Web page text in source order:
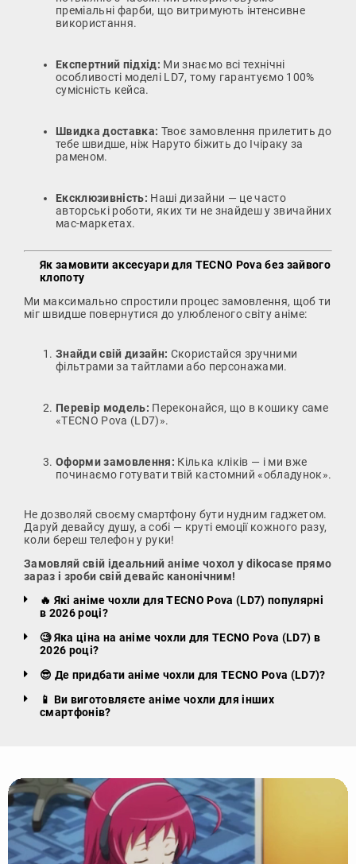
преміальні фарби, що витримують інтенсивне
використання.
Експертний підхід: Ми знаємо всі технічні
особливості моделі LD7, тому гарантуємо 100%
сумісність кейса.
Швидка доставка: Твоє замовлення прилетить до
тебе швидше, ніж Наруто біжить до Ічіраку за
раменом.
Ексклюзивність: Наші дизайни — це часто
авторські роботи, яких ти не знайдеш у звичайних
мас-маркетах.
Як замовити аксесуари для TECNO Pova без зайвого
клопоту
Ми максимально спростили процес замовлення, щоб ти
міг швидше повернутися до улюбленого світу аніме:
Знайди свій дизайн: Скористайся зручними
фільтрами за тайтлами або персонажами.
Перевір модель: Переконайся, що в кошику саме
«TECNO Pova (LD7)».
Оформи замовлення: Кілька кліків — і ми вже
починаємо готувати твій кастомний «обладунок».
Не дозволяй своєму смартфону бути нудним гаджетом.
Даруй девайсу душу, а собі — круті емоції кожного разу,
коли береш телефон у руки!
Замовляй свій ідеальний аніме чохол у dikocase прямо
зараз і зроби свій девайс канонічним!
🔥 Які аніме чохли для TECNO Pova (LD7) популярні
в 2026 році?
🧐 Яка ціна на аніме чохли для TECNO Pova (LD7) в
2026 році?
😎 Де придбати аніме чохли для TECNO Pova (LD7)?
📱 Ви виготовляєте аніме чохли для інших
смартфонів?